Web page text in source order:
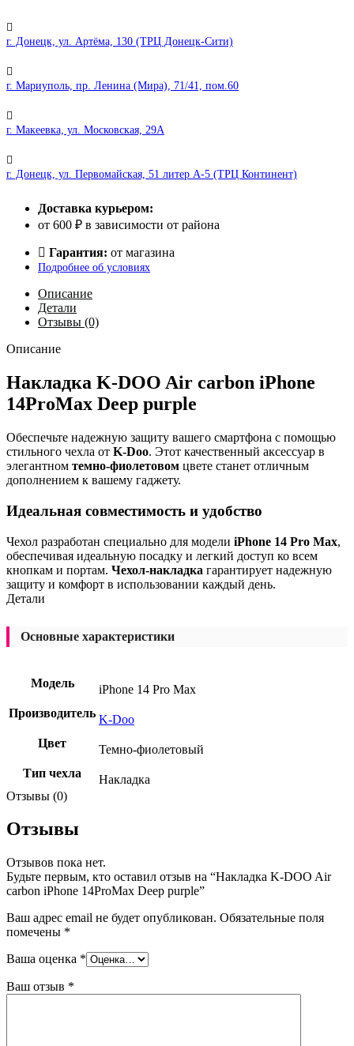
г. Донецк, ул. Артёма, 130 (ТРЦ Донецк-Сити)
г. Мариуполь, пр. Ленина (Мира), 71/41, пом.60
г. Макеевка, ул. Московская, 29А
г. Донецк, ул. Первомайская, 51 литер А-5 (ТРЦ Континент)
Доставка курьером:
от 600 ₽ в зависимости от района
Гарантия: от магазина
Подробнее об условиях
Описание
Детали
Отзывы (0)
Описание
Накладка K-DOO Air carbon iPhone
14ProMax Deep purple
Обеспечьте надежную защиту вашего смартфона с помощью
стильного чехла от K-Doo. Этот качественный аксессуар в
элегантном темно-фиолетовом цвете станет отличным
дополнением к вашему гаджету.
Идеальная совместимость и удобство
Чехол разработан специально для модели iPhone 14 Pro Max,
обеспечивая идеальную посадку и легкий доступ ко всем
кнопкам и портам. Чехол-накладка гарантирует надежную
защиту и комфорт в использовании каждый день.
Детали
Основные характеристики
Модель
iPhone 14 Pro Max
Производитель K-Doo
Цвет
Темно-фиолетовый
Тип чехла
Накладка
Отзывы (0)
Отзывы
Отзывов пока нет.
Будьте первым, кто оставил отзыв на “Накладка K-DOO Air
carbon iPhone 14ProMax Deep purple”
Ваш адрес email не будет опубликован. Обязательные поля
помечены *
Ваша оценка *
Ваш отзыв *